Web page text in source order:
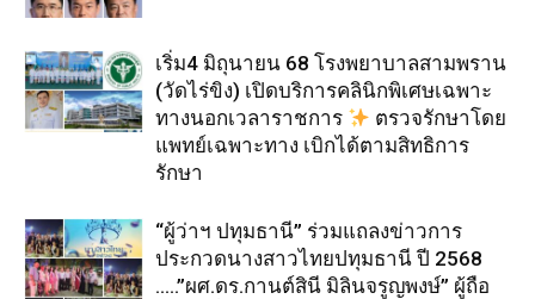
เริ่ม4 มิถุนายน 68 โรงพยาบาลสามพราน
(วัดไร่ขิง) เปิดบริการคลินิกพิเศษเฉพาะ
ทางนอกเวลาราชการ
ตรวจรักษาโดย
แพทย์เฉพาะทาง เบิกได้ตามสิทธิการ
รักษา
“ผู้ว่าฯ ปทุมธานี” ร่วมแถลงข่าวการ
ประกวดนางสาวไทยปทุมธานี ปี 2568
…..”ผศ.ดร.กานต์สินี มิลินจรูญพงษ์” ผู้ถือ